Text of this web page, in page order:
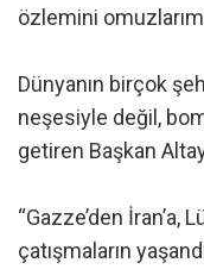
özlemini
Dünyanın birçok
neşesiyle değil,
getiren Başkan
“Gazze’den İran’a,
çatışmaların